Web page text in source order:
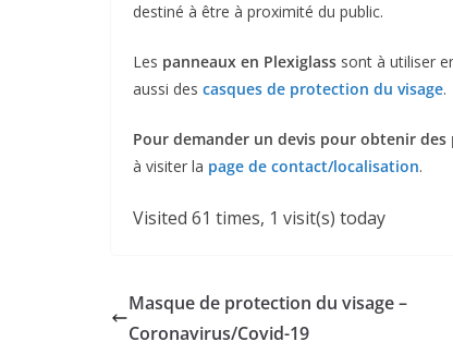
destiné à être à proximité du public.
Les panneaux en Plexiglass sont à utiliser
aussi des casques de protection du visage.
Pour demander un devis pour obtenir
à visiter la page de contact/localisation.
Visited 61 times, 1 visit(s) today
Masque de protection du visage –
Coronavirus/Covid-19